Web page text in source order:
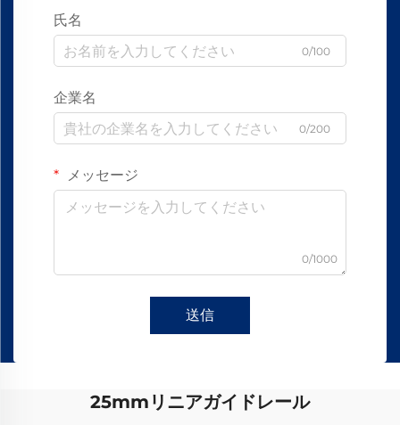
氏名
0/100
企業名
0/200
メッセージ
0/1000
送信
25mmリニアガイドレール